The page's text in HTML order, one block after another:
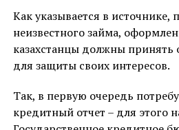
Как указывается в
неизвестного займа,
казахстанцы должны
для защиты своих интересов.
Так, в первую очередь
кредитный отчет – для этого